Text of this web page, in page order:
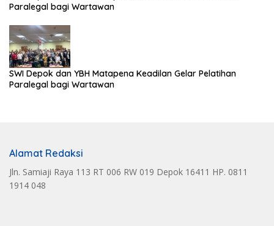
Paralegal bagi Wartawan
SWI Depok dan YBH Matapena Keadilan Gelar Pelatihan
Paralegal bagi Wartawan
Alamat Redaksi
Jln. Samiaji Raya 113 RT 006 RW 019 Depok 16411 HP. 0811
1914 048